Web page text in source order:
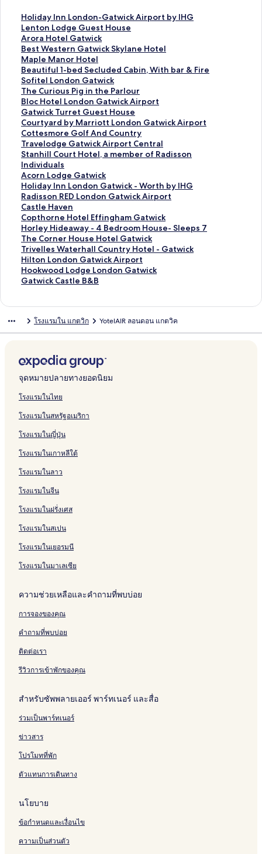
Holiday Inn London-Gatwick Airport by IHG
ลิ
ง
ก์
ม
า
ต
ร
ฐ
า
น
สำ
ห
รั
บ
H
o
l
i
d
a
y
I
n
n
L
o
-
t
w
i
c
A
r
p
o
r
b
I
H
G
Lenton Lodge Guest House
ลิ
ง
ก์
ม
า
ต
ร
ฐ
า
น
สำ
ห
รั
บ
L
e
n
t
o
n
L
o
d
g
e
t
u
s
e
Arora Hotel Gatwick
ลิ
ง
ก์
ม
า
ต
ร
ฐ
า
น
สำ
ห
รั
บ
A
r
o
r
a
H
o
t
e
l
i
Best Western Gatwick Skylane Hotel
ลิ
ง
ก์
ม
า
ต
ร
ฐ
า
น
สำ
ห
รั
บ
B
e
s
t
W
e
s
t
e
t
c
k
S
k
l
n
e
H
o
e
Maple Manor Hotel
ลิ
ง
ก์
ม
า
ต
ร
ฐ
า
น
สำ
ห
รั
บ
M
a
p
l
e
M
a
n
t
Beautiful 1-bed Secluded Cabin, With bar & Fire
ลิ
ง
ก์
ม
า
ต
ร
ฐ
า
น
สำ
ห
รั
บ
B
e
a
u
t
i
f
b
S
e
c
l
d
d
C
a
b
n
W
i
t
h
b
a
F
r
e
Sofitel London Gatwick
ลิ
ง
ก์
ม
า
ต
ร
ฐ
า
น
สำ
ห
รั
บ
S
o
f
i
t
e
d
G
a
t
w
c
The Curious Pig in the Parlour
ลิ
ง
ก์
ม
า
ต
ร
ฐ
า
น
สำ
ห
รั
บ
T
h
e
C
u
s
g
i
n
t
e
a
r
l
o
r
Bloc Hotel London Gatwick Airport
ลิ
ง
ก์
ม
า
ต
ร
ฐ
า
น
สำ
ห
รั
บ
B
l
o
c
l
n
d
o
n
a
w
i
c
k
i
p
o
r
t
Gatwick Turret Guest House
ลิ
ง
ก์
ม
า
ต
ร
ฐ
า
น
สำ
ห
รั
บ
G
a
t
T
r
e
t
G
e
t
H
o
u
e
Courtyard by Marriott London Gatwick Airport
ลิ
ง
ก์
ม
า
ต
ร
ฐ
า
น
สำ
ห
รั
บ
C
o
a
b
y
M
a
r
o
t
t
L
n
o
n
G
a
t
w
k
i
r
p
o
t
Cottesmore Golf And Country
ลิ
ง
ก์
ม
า
ต
ร
ฐ
า
น
สำ
ห
รั
บ
C
s
r
e
G
o
f
n
d
C
o
n
r
y
Travelodge Gatwick Airport Central
ลิ
ง
ก์
ม
า
ต
ร
ฐ
า
น
สำ
ห
รั
บ
e
d
g
e
G
t
i
c
k
A
r
o
r
t
C
e
n
a
Stanhill Court Hotel, a member of Radisson
Individuals
ลิ
ง
ก์
ม
า
ต
ร
ฐ
า
น
สำ
ห
รั
n
l
l
C
o
r
H
o
t
e
,
m
e
m
b
e
r
R
d
i
s
s
n
d
v
i
d
u
l
Acorn Lodge Gatwick
ลิ
ง
ก์
ม
า
ต
ร
ฐ
า
น
สำ
c
n
L
o
d
e
a
t
w
i
k
Holiday Inn London Gatwick - Worth by IHG
ลิ
ง
ก์
ม
า
ต
ร
ฐ
า
น
H
i
d
a
y
n
L
o
n
d
n
a
t
w
i
c
k
o
t
h
b
y
H
Radisson RED London Gatwick Airport
ลิ
ง
ก์
ม
า
ต
ร
ฐ
า
บ
d
i
s
s
n
E
D
L
o
d
n
G
a
t
w
i
A
r
p
o
r
Castle Haven
ลิ
ง
ก์
ม
า
ต
ร
ฐ
รั
a
s
t
l
H
v
e
n
Copthorne Hotel Effingham Gatwick
ลิ
ง
ก์
ม
า
ต
ร
สำ
ห
C
o
p
t
o
n
e
H
o
e
E
f
f
i
n
g
m
a
t
w
i
k
Horley Hideaway - 4 Bedroom House- Sleeps 7
ลิ
ง
ก์
ม
า
ต
สำ
บ
H
o
r
e
H
i
d
e
w
y
-
4
B
e
d
o
H
o
u
s
-
e
p
s
7
The Corner House Hotel Gatwick
ลิ
ง
ก์
ม
า
น
รั
บ
T
h
C
r
n
e
r
o
s
e
H
o
t
e
a
w
i
c
k
Trivelles Waterhall Country Hotel - Gatwick
ลิ
ง
ก์
ม
า
ห
รั
บ
T
i
e
l
l
e
W
t
e
r
h
a
l
o
n
t
r
y
o
l
G
a
t
w
c
Hilton London Gatwick Airport
ลิ
ง
ก์
ฐ
สำ
ห
รั
บ
i
t
o
n
L
n
o
n
G
a
t
w
k
i
r
p
o
t
Hookwood Lodge London Gatwick
ลิ
ง
ร
น
สำ
ห
รั
H
o
k
w
o
d
o
d
g
e
L
o
o
G
a
t
w
c
Gatwick Castle B&B
ลิ
ต
า
น
สำ
ห
บ
a
t
w
i
k
a
s
t
l
e
B
โรงแรมใน แกตวิก YotelAIR ลอนดอน แกตวิค
จุดหมายปลายทางยอดนิยม
โรงแรมในไทย
โรงแรมในสหรัฐอเมริกา
โรงแรมในญี่ปุ่น
โรงแรมในเกาหลีใต้
โรงแรมในลาว
โรงแรมในจีน
โรงแรมในฝรั่งเศส
โรงแรมในสเปน
โรงแรมในเยอรมนี
โรงแรมในมาเลเซีย
ความช่วยเหลือและคำถามที่พบบ่อย
การจองของคุณ
คำถามที่พบบ่อย
ติดต่อเรา
รีวิวการเข้าพักของคุณ
สำหรับซัพพลายเออร์ พาร์ทเนอร์ และสื่อ
ร่วมเป็นพาร์ทเนอร์
ข่าวสาร
โปรโมทที่พัก
ตัวแทนการเดินทาง
นโยบาย
ข้อกำหนดและเงื่อนไข
ความเป็นส่วนตัว